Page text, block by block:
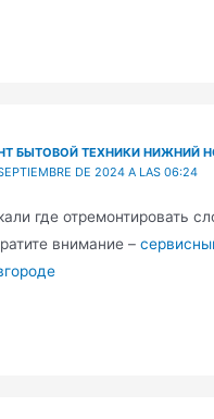
БЫТОВОЙ ТЕХНИКИ НИЖНИЙ
DE 2024 A LAS 06:24
где отремонтировать
внимание –